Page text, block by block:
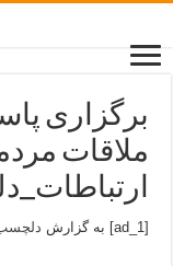
برگزاری
ملاقات
[ad_1] به گزارش